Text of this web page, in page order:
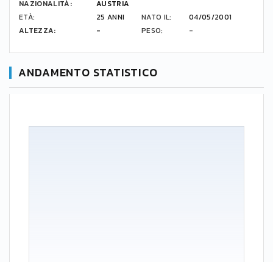
NAZIONALITÀ:
AUSTRIA
ETÀ:
25 ANNI NATO IL:
04/05/2001
ALTEZZA:
- PESO: -
ANDAMENTO STATISTICO